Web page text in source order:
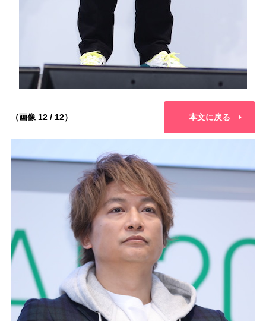
（画像 12 / 12） 本文に戻る